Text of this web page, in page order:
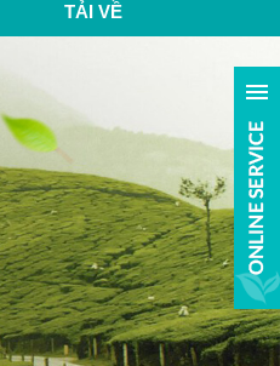
TẢI VỀ